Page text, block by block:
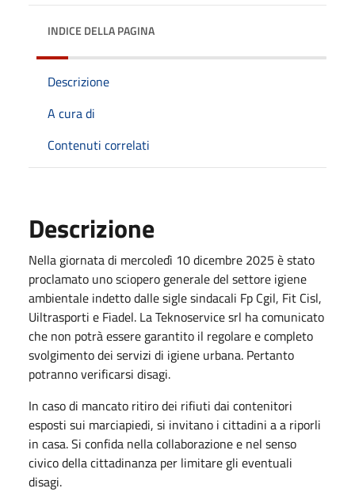
INDICE DELLA PAGINA
Descrizione
A cura di
Contenuti correlati
Descrizione
Nella giornata di mercoledì 10 dicembre 2025 è stato
proclamato uno sciopero generale del settore igiene
ambientale indetto dalle sigle sindacali Fp Cgil, Fit Cisl,
Uiltrasporti e Fiadel. La Teknoservice srl ha comunicato
che non potrà essere garantito il regolare e completo
svolgimento dei servizi di igiene urbana. Pertanto
potranno verificarsi disagi.
In caso di mancato ritiro dei rifiuti dai contenitori
esposti sui marciapiedi, si invitano i cittadini a a riporli
in casa. Si confida nella collaborazione e nel senso
civico della cittadinanza per limitare gli eventuali
disagi.